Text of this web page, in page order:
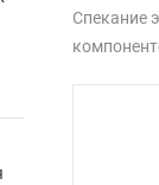
корпуса
Спекание